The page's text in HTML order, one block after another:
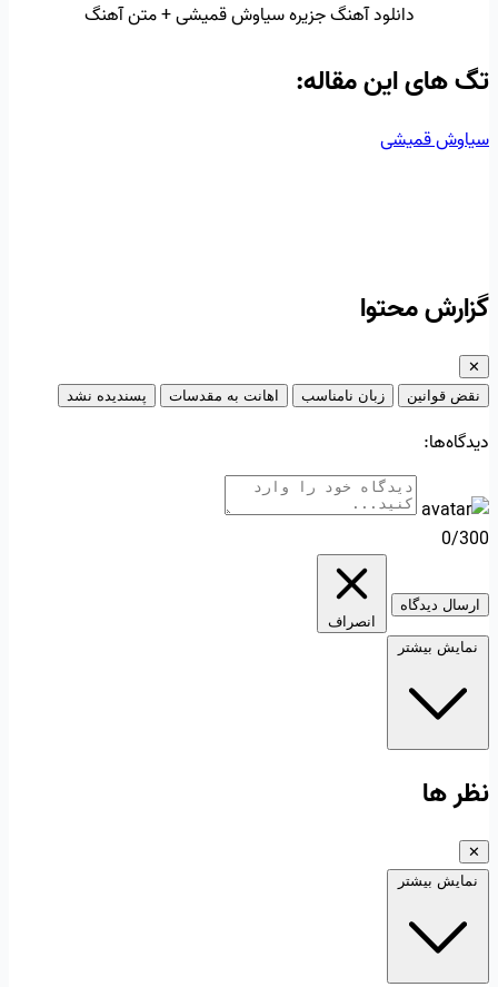
دانلود آهنگ جزیره سیاوش قمیشی + متن آهنگ
تگ‌ های این مقاله:
سیاوش قمیشی
گزارش محتوا
✕
نقض قوانین
زبان نامناسب اهانت به مقدسات پسندیده نشد
دیدگاه‌ها:
0/300
ارسال دیدگاه
انصراف
نمایش بیشتر
نظر ها
✕
نمایش بیشتر